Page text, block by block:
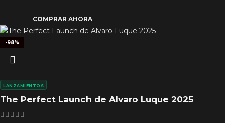
COMPRAR AHORA
-98%
The Perfect Launch de Alvaro Luque 2025
LANZAMIENTOS